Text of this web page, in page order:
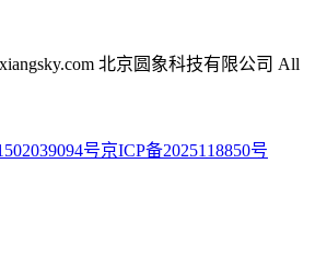
北京圆象科技有限公司 All
号京ICP备2025118850号